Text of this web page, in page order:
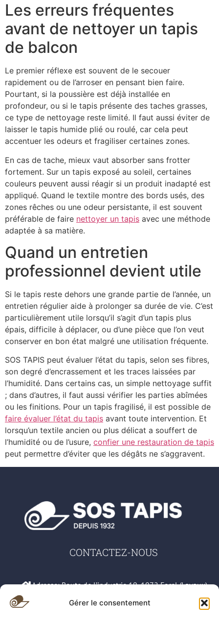
Gérer le consentement
Les erreurs fréquentes
avant de nettoyer un tapis
de balcon
Le premier réflexe est souvent de le secouer
rapidement ou de l’arroser en pensant bien faire.
Pourtant, si la poussière est déjà installée en
profondeur, ou si le tapis présente des taches grasses,
ce type de nettoyage reste limité. Il faut aussi éviter de
laisser le tapis humide plié ou roulé, car cela peut
accentuer les odeurs et fragiliser certaines zones.
En cas de tache, mieux vaut absorber sans frotter
fortement. Sur un tapis exposé au soleil, certaines
couleurs peuvent aussi réagir si un produit inadapté est
appliqué. Quand le textile montre des bords usés, des
zones rêches ou une odeur persistante, il est souvent
préférable de faire nettoyer un tapis avec une méthode
adaptée à sa matière.
Quand un entretien
professionnel devient utile
Si le tapis reste dehors une grande partie de l’année, un
entretien régulier aide à prolonger sa durée de vie. C’est
particulièrement utile lorsqu’il s’agit d’un tapis plus
épais, difficile à déplacer, ou d’une pièce que l’on veut
conserver en bon état malgré une utilisation fréquente.
SOS TAPIS peut évaluer l’état du tapis, selon ses fibres,
son degré d’encrassement et les traces laissées par
l’humidité. Dans certains cas, un simple nettoyage suffit
; dans d’autres, il faut aussi vérifier les parties abîmées
ou les finitions. Pour un tapis fragilisé, il est possible de
faire évaluer l’état du tapis avant toute intervention. Et
lorsqu’un textile ancien ou plus délicat a souffert de
l’humidité ou de l’usure, confier une restauration de tapis
peut permettre d’éviter que les dégâts ne s’aggravent.
CONTACTEZ-NOUS
Adresse: Route de l’industrie 19, 1072 Forel (Lavaux)
079 583 42 66